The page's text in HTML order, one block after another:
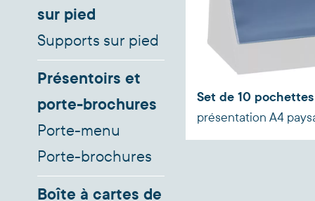
sur pied
Supports sur pied
Présentoirs et
porte-brochures
Porte-menu
Porte-brochures
Boîte à cartes de
Set de 10
présentation A4